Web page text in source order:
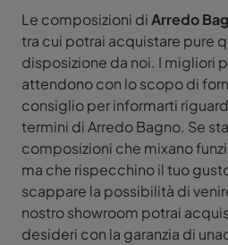
Le composizioni diArredo
tra cui potrai acquistare pure
disposizione da noi. I migliori
attendono con lo scopo di
consiglio per informarti
termini di Arredo Bagno. Se
composizioni che mixano
ma che rispecchino il tuo
scappare la possibilità di
nostro showroom potrai
desideri con la garanzia di